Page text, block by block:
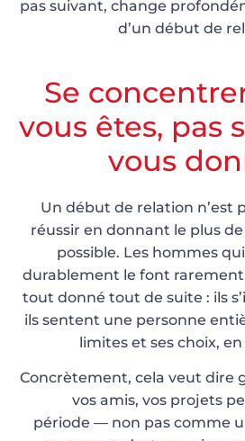
pas suivant, change
d’un début de
Se
vous êtes, pas
vous
Un début de relation n’est
réussir en donnant le plus
possible. Les hommes
durablement le font rarement
tout donné tout de suite : ils
ils sentent une personne
limites et ses choix, en
Concrètement, cela veut dire
vos amis, vos projets
période — non pas comme